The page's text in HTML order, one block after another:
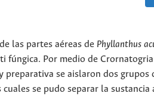
las partes aéreas de Phyllanthus
fúngica. Por medio de
preparativa se aislaron dos grupos
se pudo separar la sustancia